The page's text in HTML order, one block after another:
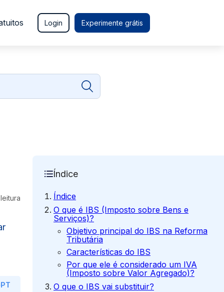
Login Experimente grátis
Índice
Índice
O que é IBS (Imposto sobre Bens e
Serviços)?
Objetivo principal do IBS na Reforma
Tributária
Características do IBS
Por que ele é considerado um IVA
(Imposto sobre Valor Agregado)?
O que o IBS vai substituir?